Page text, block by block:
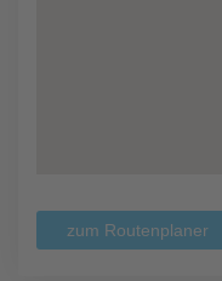
zum Routenplaner